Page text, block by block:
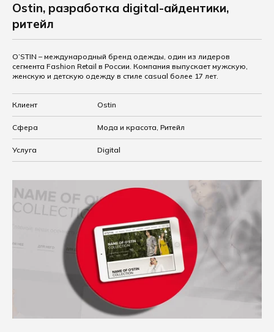
Ostin, разработка digital-айдентики,
ритейл
O’STIN – международный бренд одежды, один из лидеров
сегмента Fashion Retail в России. Компания выпускает мужскую,
женскую и детскую одежду в стиле casual более 17 лет.
Клиент Ostin
Сфера Мода и красота, Ритейл
Услуга Digital